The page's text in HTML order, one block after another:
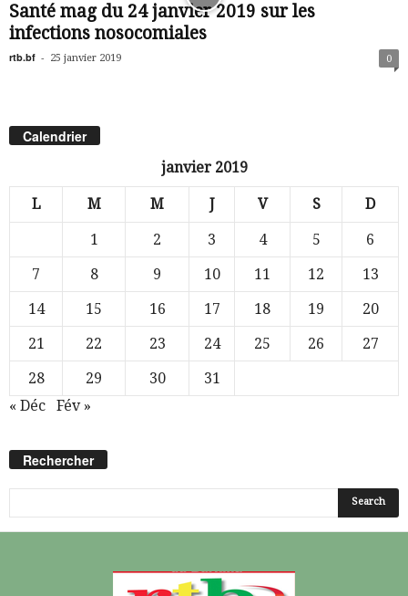
Santé mag du 24 janvier 2019 sur les
infections nosocomiales
rtb.bf - 25 janvier 2019 0
Calendrier
janvier 2019
L M M J V S D
1 2 3 4 5
6
7
8 9 10 11 12
13
14
15 16 17 18 19
20
21
22 23 24 25 26
27
28
29 30
31
« Déc
Fév »
Rechercher